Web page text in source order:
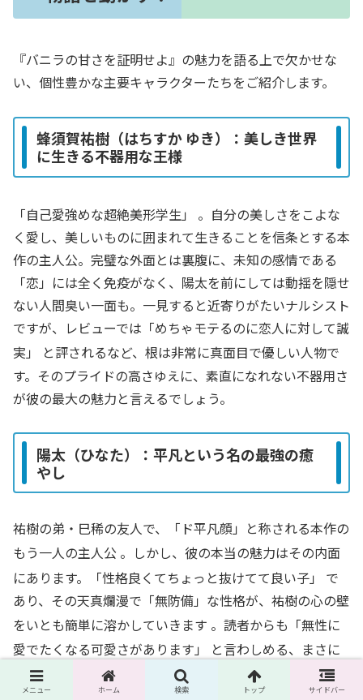
『バニラの甘さを証明せよ』の魅力を語る上で欠かせな
い、個性豊かな主要キャラクターたちをご紹介します。
蜂須賀祐樹（はちすか ゆき）：美しき世界
に生きる不器用な王様
「自己愛強めな超絶美形学生」 。自分の美しさをこよな
く愛し、美しいものに囲まれて生きることを信条とする本
作の主人公。完璧な外面とは裏腹に、未知の感情である
「恋」には全く免疫がなく、陽太を前にしては動揺を隠せ
ない人間臭い一面も。一見すると近寄りがたいナルシスト
ですが、レビューでは「めちゃモテるのに恋人に対して誠
実」
と評されるなど、根は非常に真面目で優しい人物で
す。そのプライドの高さゆえに、素直になれない不器用さ
が彼の最大の魅力と言えるでしょう。
陽太（ひなた）：平凡という名の最強の癒
やし
祐樹の弟・巳稀の友人で、「ド平凡顔」と称される本作の
もう一人の主人公 。しかし、彼の本当の魅力はその内面
にあります。「性格良くてちょっと抜けてて良い子」 で
あり、その天真爛漫で「無防備」な性格が、祐樹の心の壁
をいとも簡単に溶かしていきます 。読者からも「無性に
愛でたくなる可愛さがあります」
と言わしめる、まさに
「平凡という名の最強の癒やし」。キャッチコピーである
メニュー ホーム 検索 トップ サイドバー